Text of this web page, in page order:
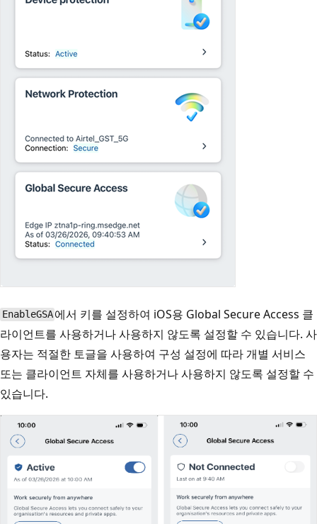
EnableGSA 에서 키를 설정하여 iOS용 Global Secure Access 클
라이언트를 사용하거나 사용하지 않도록 설정할 수 있습니다. 사
용자는 적절한 토글을 사용하여 구성 설정에 따라 개별 서비스
또는 클라이언트 자체를 사용하거나 사용하지 않도록 설정할 수
있습니다.